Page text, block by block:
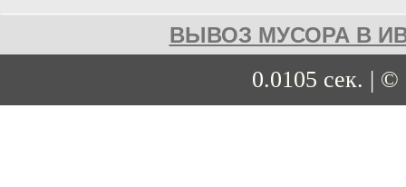
ВЫВОЗ МУСОРА В
0.0105 сек. | ©